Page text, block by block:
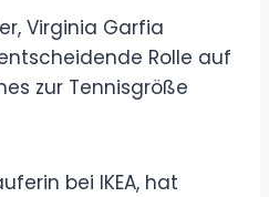
Virginia Garfia
Rolle auf
zur Tennisgröße
bei IKEA, hat